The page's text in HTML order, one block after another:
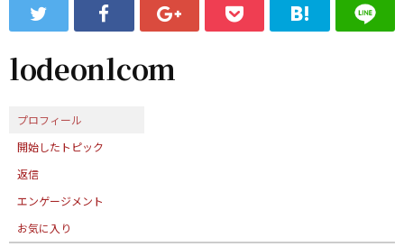
ッ
プ
フ
ォ
ム
lodeonlcom
プロフィール
開始したトピック
返信
エンゲージメント
お気に入り